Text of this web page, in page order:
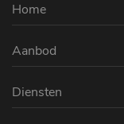
Home
Aanbod
Diensten